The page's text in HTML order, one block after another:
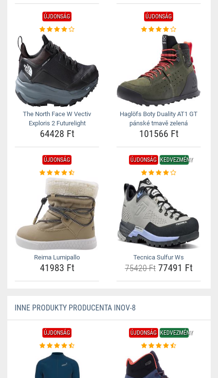
ÚJDONSÁG
The North Face W Vectiv
Exploris 2 Futurelight
64428 Ft
ÚJDONSÁG
Haglöfs Boty Duality AT1 GT
pánské tmavě zelená
101566 Ft
ÚJDONSÁG
Reima Lumipallo
41983 Ft
ÚJDONSÁG KEDVEZMÉNY
Tecnica Sulfur Ws
75420 Ft77491 Ft
INNE PRODUKTY PRODUCENTA INOV-8
ÚJDONSÁG ÚJDONSÁG KEDVEZMÉNY